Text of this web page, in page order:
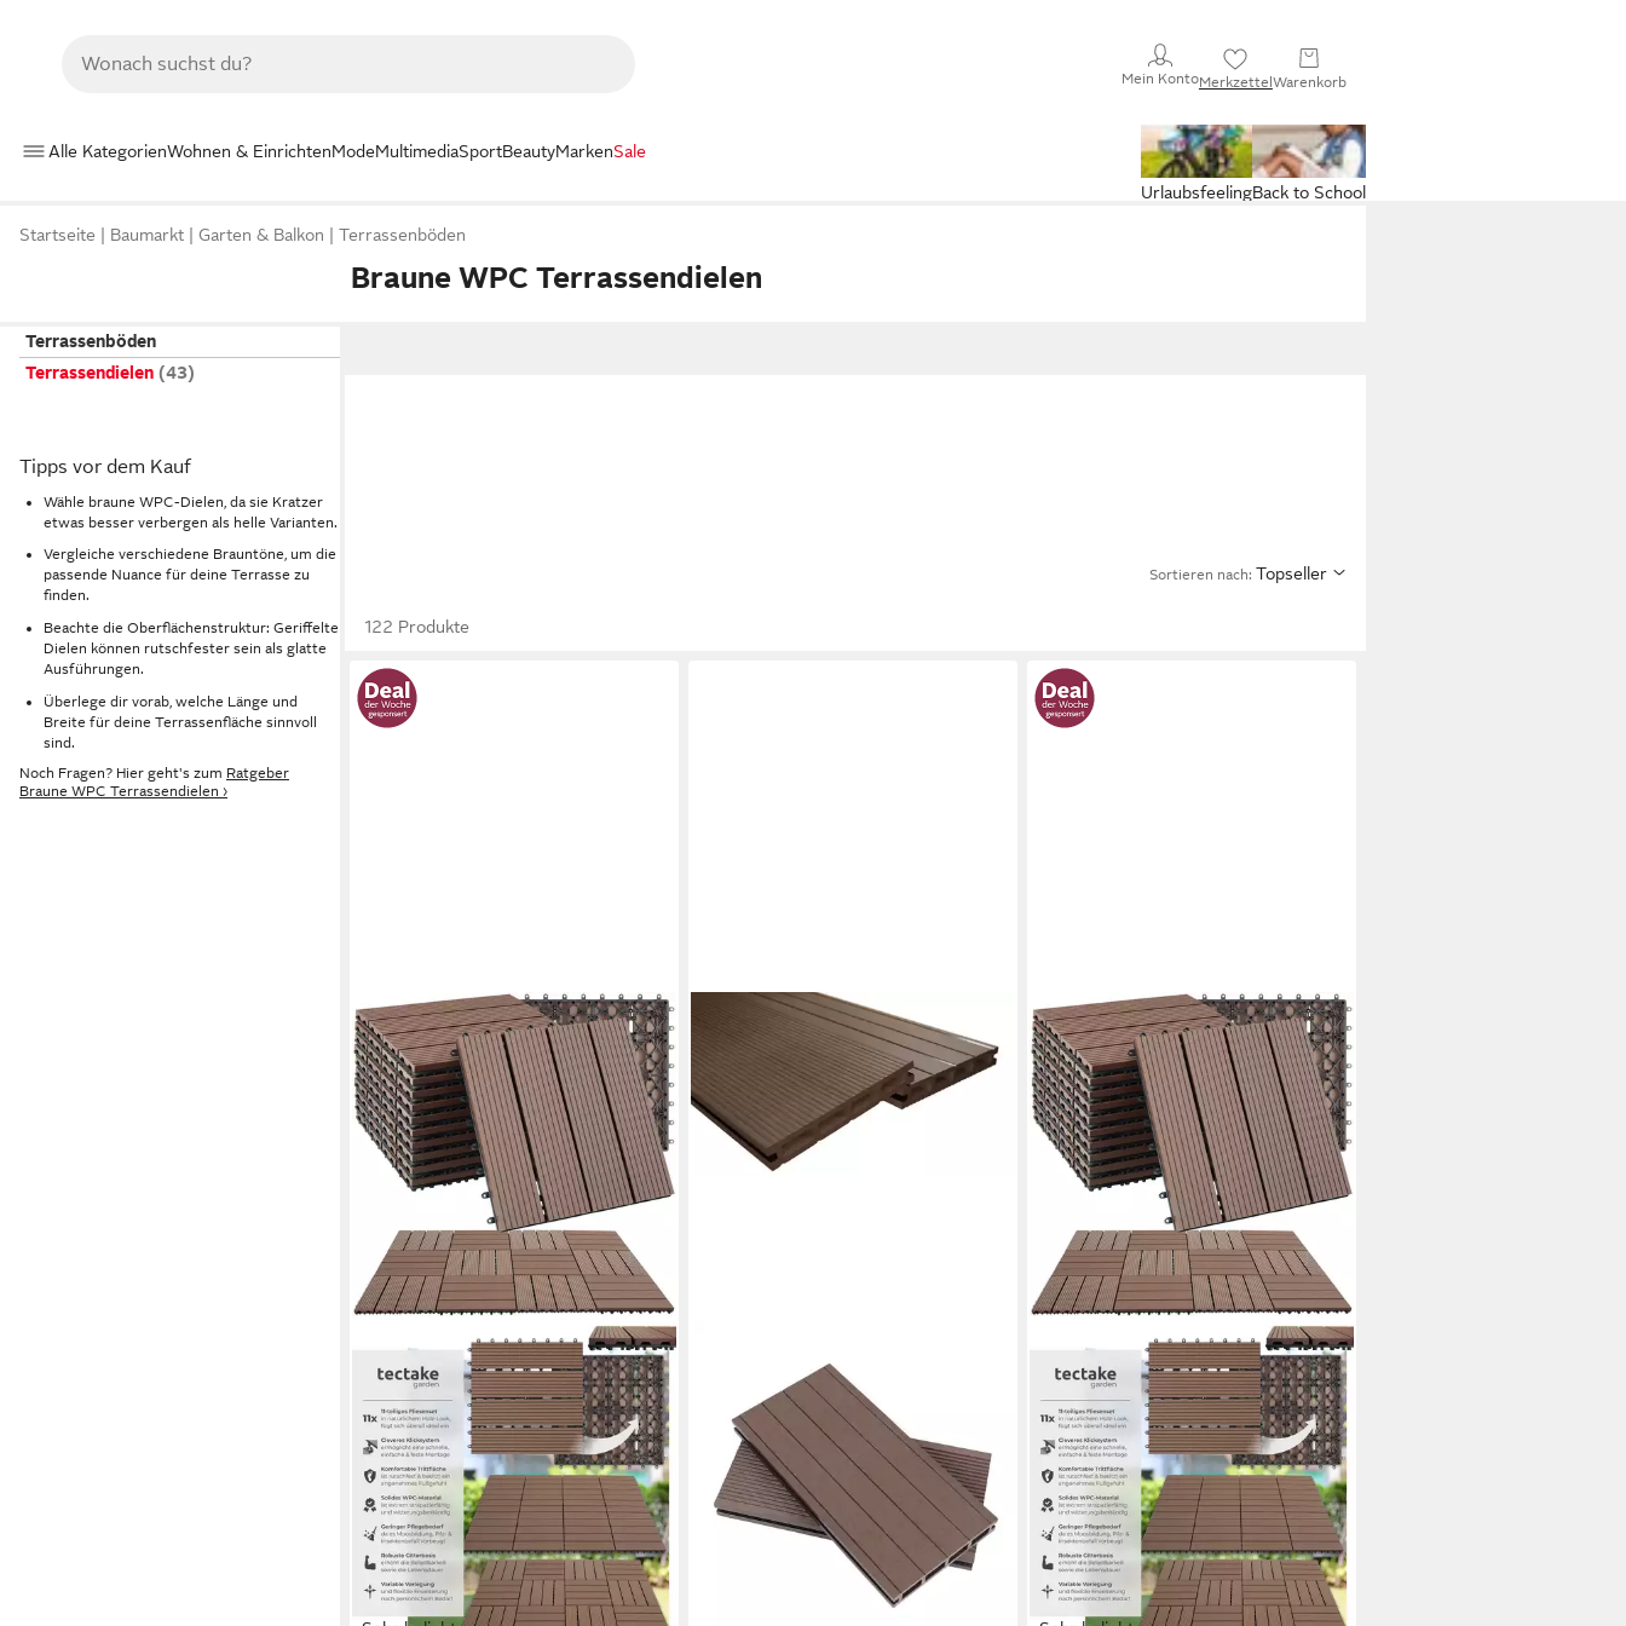
Mein KontoMerkzettelWarenkorb
Alle KategorienWohnen & EinrichtenModeMultimediaSportBeautyMarkenSale
Back to School
Urlaubsfeeling
Startseite Baumarkt Garten & Balkon Terrassenböden
Braune WPC Terrassendielen
Terrassenböden
Terrassendielen
Tipps vor dem Kauf
Wähle braune WPC-Dielen, da sie Kratzer
etwas besser verbergen als helle Varianten.
Vergleiche verschiedene Brauntöne, um die
passende Nuance für deine Terrasse zu
finden.
Beachte die Oberflächenstruktur: Geriffelte
Dielen können rutschfester sein als glatte
Ausführungen.
Überlege dir vorab, welche Länge und
Breite für deine Terrassenfläche sinnvoll
sind.
Noch Fragen? Hier geht's zum Ratgeber
Braune WPC Terrassendielen ›
Sortieren nach: Topseller
122 Produkte